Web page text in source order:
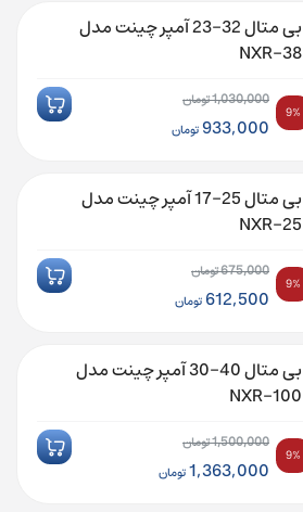
675,000 تومان
بود.
فعلی:
612,500 تومان.
بی متال 32-23 آمپر چینت مدل
NXR-38
1,030,000تومان
قیمت
1,030,000 تومان
بود.
933,000تومان
فعلی:
933,000 تومان.
9%
بی متال 25-17 آمپر چینت مدل
NXR-25
675,000تومان
قیمت
675,000 تومان
بود.
612,500 تومان
فعلی:
612,500 تومان.
9%
بی متال 40-30 آمپر چینت مدل
NXR-100
1,500,000تومان
قیمت
1,363,000تومان
9%